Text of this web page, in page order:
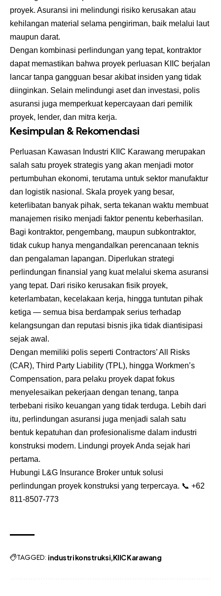
proyek. Asuransi ini melindungi risiko kerusakan atau
kehilangan material selama pengiriman, baik melalui laut
maupun darat.
Dengan kombinasi perlindungan yang tepat, kontraktor
dapat memastikan bahwa proyek perluasan KIIC berjalan
lancar tanpa gangguan besar akibat insiden yang tidak
diinginkan. Selain melindungi aset dan investasi, polis
asuransi juga memperkuat kepercayaan dari pemilik
proyek, lender, dan mitra kerja.
Kesimpulan & Rekomendasi
Perluasan Kawasan Industri KIIC Karawang merupakan
salah satu proyek strategis yang akan menjadi motor
pertumbuhan ekonomi, terutama untuk sektor manufaktur
dan logistik nasional. Skala proyek yang besar,
keterlibatan banyak pihak, serta tekanan waktu membuat
manajemen risiko menjadi faktor penentu keberhasilan.
Bagi kontraktor, pengembang, maupun subkontraktor,
tidak cukup hanya mengandalkan perencanaan teknis
dan pengalaman lapangan. Diperlukan strategi
perlindungan finansial yang kuat melalui skema asuransi
yang tepat. Dari risiko kerusakan fisik proyek,
keterlambatan, kecelakaan kerja, hingga tuntutan pihak
ketiga — semua bisa berdampak serius terhadap
kelangsungan dan reputasi bisnis jika tidak diantisipasi
sejak awal.
Dengan memiliki polis seperti Contractors’ All Risks
(CAR), Third Party Liability (TPL), hingga Workmen’s
Compensation, para pelaku proyek dapat fokus
menyelesaikan pekerjaan dengan tenang, tanpa
terbebani risiko keuangan yang tidak terduga. Lebih dari
itu, perlindungan asuransi juga menjadi salah satu
bentuk kepatuhan dan profesionalisme dalam industri
konstruksi modern. Lindungi proyek Anda sejak hari
pertama.
Hubungi L&G Insurance Broker untuk solusi
perlindungan proyek konstruksi yang terpercaya. 📞 +62
811-8507-773
TAGGED: industri konstruksi KIIC Karawang